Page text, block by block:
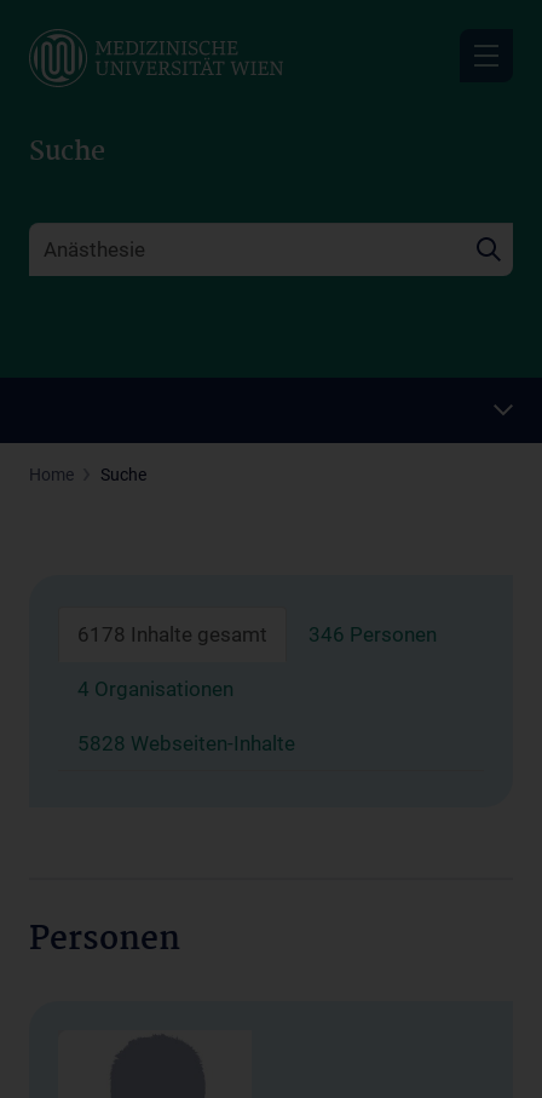
main
Suche
Home Suche
6178 Inhalte gesamt 346 Personen
4 Organisationen
5828 Webseiten-Inhalte
Personen